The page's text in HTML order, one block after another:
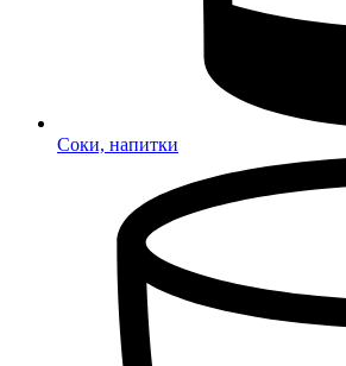
Соки, напитки